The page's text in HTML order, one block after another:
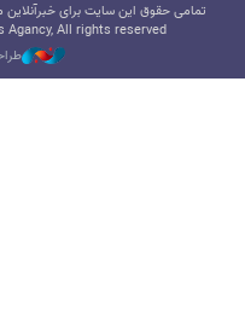
تمامی حقوق این سایت برای
All rights reserved